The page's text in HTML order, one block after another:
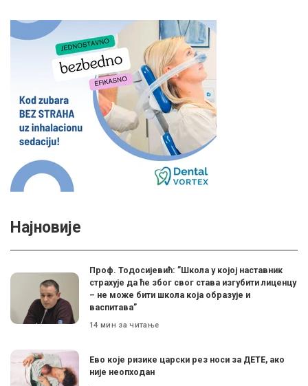
Најновије
Проф. Тодосијевић: ”Школа у којој наставник
страхује да ће због свог става изгубити лиценцу
– не може бити школа која образује и
васпитава”
14 мин за читање
Ево које ризике царски рез носи за ДЕТЕ, ако
није неопходан